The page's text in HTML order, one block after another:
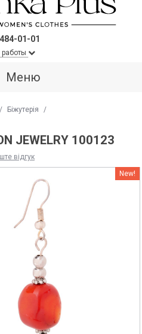
01-01
Меню
/ Біжутерія /
JEWELRY 100123
відгук
New!